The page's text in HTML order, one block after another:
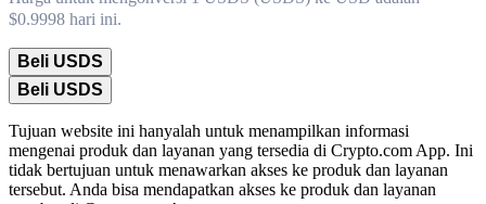
$0.9998 hari ini.
Beli USDS
Beli USDS
Tujuan website ini hanyalah untuk menampilkan informasi
mengenai produk dan layanan yang tersedia di Crypto.com App. Ini
tidak bertujuan untuk menawarkan akses ke produk dan layanan
tersebut. Anda bisa mendapatkan akses ke produk dan layanan